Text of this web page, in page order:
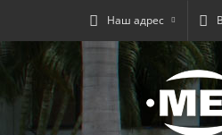
Наш адрес